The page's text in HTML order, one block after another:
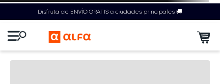
Disfruta de ENVÍO GRATIS a ciudades principales 🚚